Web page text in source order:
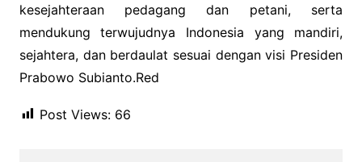
kesejahteraan pedagang dan petani, serta
mendukung terwujudnya Indonesia yang mandiri,
sejahtera, dan berdaulat sesuai dengan visi Presiden
Prabowo Subianto.Red
Post Views: 66